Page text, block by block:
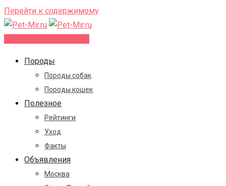
Перейти к содержимому
Породы
Породы собак
Породы кошек
Полезное
Рейтинги
Уход
Факты
Объявления
Москва